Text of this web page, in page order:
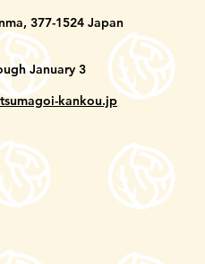
377-1524 Japan
January 3
kankou.jp